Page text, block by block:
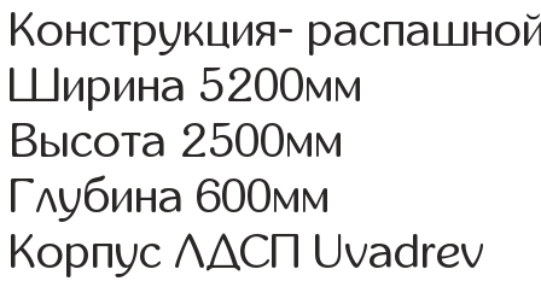
Конструкция-
Ширина 5200мм
Высота 2500мм
Глубина 600мм
Корпус ЛДСП Uvadrev